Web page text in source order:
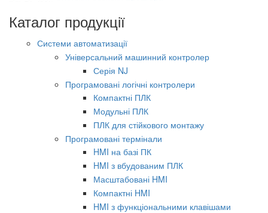
Каталог продукції
Системи автоматизації
Універсальний машинний контролер
Серія NJ
Програмовані логічні контролери
Компактні ПЛК
Модульні ПЛК
ПЛК для стійкового монтажу
Програмовані термінали
HMI на базі ПК
HMI з вбудованим ПЛК
Масштабовані HMI
Компактні HMI
HMI з функціональними клавішами